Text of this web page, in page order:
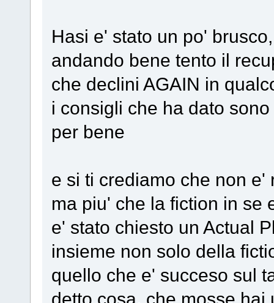
Hasi e' stato un po'
andando bene tento il
che declini AGAIN in
i consigli che ha dato
per bene
e si ti crediamo che non
ma piu' che la fiction in se
e' stato chiesto un Actual
insieme non solo della
quello che e' succeso sul